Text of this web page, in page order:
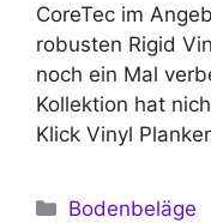
CoreTec im
robusten Rigid
noch ein Mal
Kollektion hat
Klick Vinyl
Kategorien
Bodenbeläge